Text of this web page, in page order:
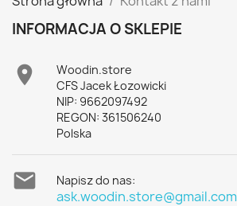
INFORMACJA O SKLEPIE

Woodin.store
CFS Jacek Łozowicki
NIP: 9662097492
REGON: 361506240
Polska
 Napisz do nas:
ask.woodin.store@gmail.com